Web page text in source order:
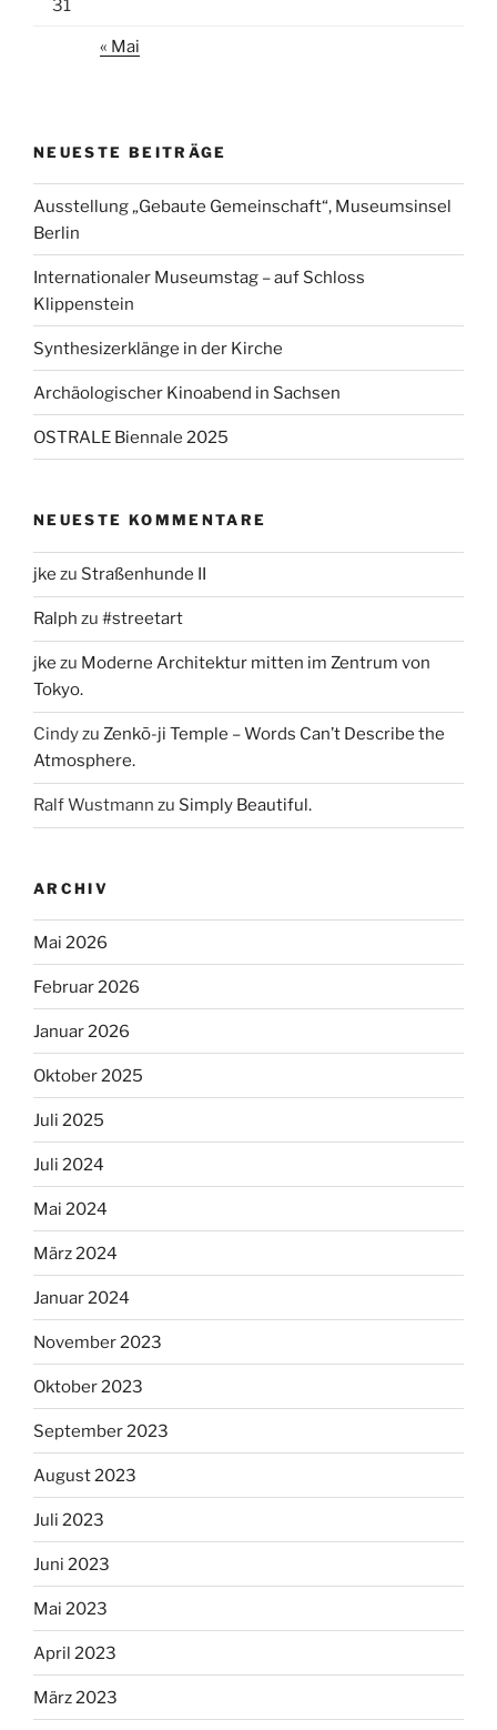
31
« Mai
NEUESTE BEITRÄGE
Ausstellung „Gebaute Gemeinschaft“, Museumsinsel
Berlin
Internationaler Museumstag – auf Schloss
Klippenstein
Synthesizerklänge in der Kirche
Archäologischer Kinoabend in Sachsen
OSTRALE Biennale 2025
NEUESTE KOMMENTARE
jke zu Straßenhunde II
Ralph zu #streetart
jke zu Moderne Architektur mitten im Zentrum von
Tokyo.
Cindyzu Zenkō-ji Temple – Words Can’t Describe the
Atmosphere.
Ralf Wustmann zu Simply Beautiful.
ARCHIV
Mai 2026
Februar 2026
Januar 2026
Oktober 2025
Juli 2025
Juli 2024
Mai 2024
März 2024
Januar 2024
November 2023
Oktober 2023
September 2023
August 2023
Juli 2023
Juni 2023
Mai 2023
April 2023
März 2023